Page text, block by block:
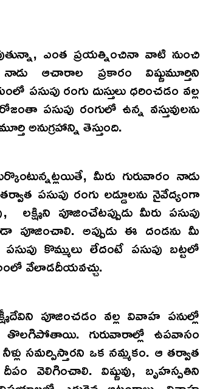
ఎంత ప్రయత్నించినా వాటి నుంచి
ఆచారాల ప్రకారం విష్ణుమూర్తిని
రంగు దుస్తులు ధరించడం వల్ల
పసుపు రంగులో ఉన్న వస్తువులను
అనుగ్రహాన్ని తెస్తుంది.
మీరు గురువారం నాడు
పసుపు రంగు లడ్డూలను నైవేద్యంగా
పూజించేటప్పుడు మీరు పసుపు
అప్పుడు ఈ దండను మీ
కొమ్ములు లేదంటే పసుపు బట్టలో
వేలాడదీయవచ్చు.
పూజించడం వల్ల వివాహ పనుల్లో
తొలగిపోతాయి. గురువారాల్లో ఉపవాసం
సమర్పిస్తారని ఒక నమ్మకం. ఆ తర్వాత
వెలిగించాలి. విష్ణువు, బృహస్పతిని